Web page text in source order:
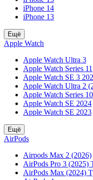
iPhone 14
iPhone 13
Ещё
Apple Watch
Apple Watch Ultra 3
Apple Watch Series 11
Apple Watch SE 3
Apple Watch Ultra 2
Apple Watch Series 10
Apple Watch SE 2024
Apple Watch SE 2023
Ещё
AirPods
Airpods Max 2 (2026)
AirPods Pro 3 (2025)
AirPods Max (2024)